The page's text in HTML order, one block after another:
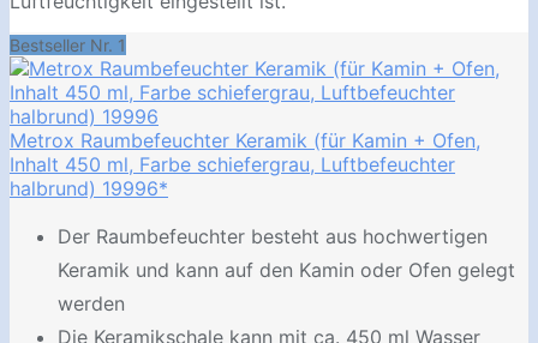
Bestseller Nr. 1
Metrox Raumbefeuchter Keramik (für Kamin + Ofen,
Inhalt 450 ml, Farbe schiefergrau, Luftbefeuchter
halbrund) 19996*
Der Raumbefeuchter besteht aus hochwertigen
Keramik und kann auf den Kamin oder Ofen gelegt
werden
Die Keramikschale kann mit ca. 450 ml Wasser